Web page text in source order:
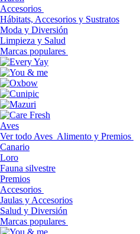
Accesorios
Hábitats, Accesorios y Sustratos
Moda y Diversión
Limpieza y Salud
Marcas populares
Aves
Ver todo Aves Alimento y Premios
Canario
Loro
Fauna silvestre
Premios
Accesorios
Jaulas y Accesorios
Salud y Diversión
Marcas populares